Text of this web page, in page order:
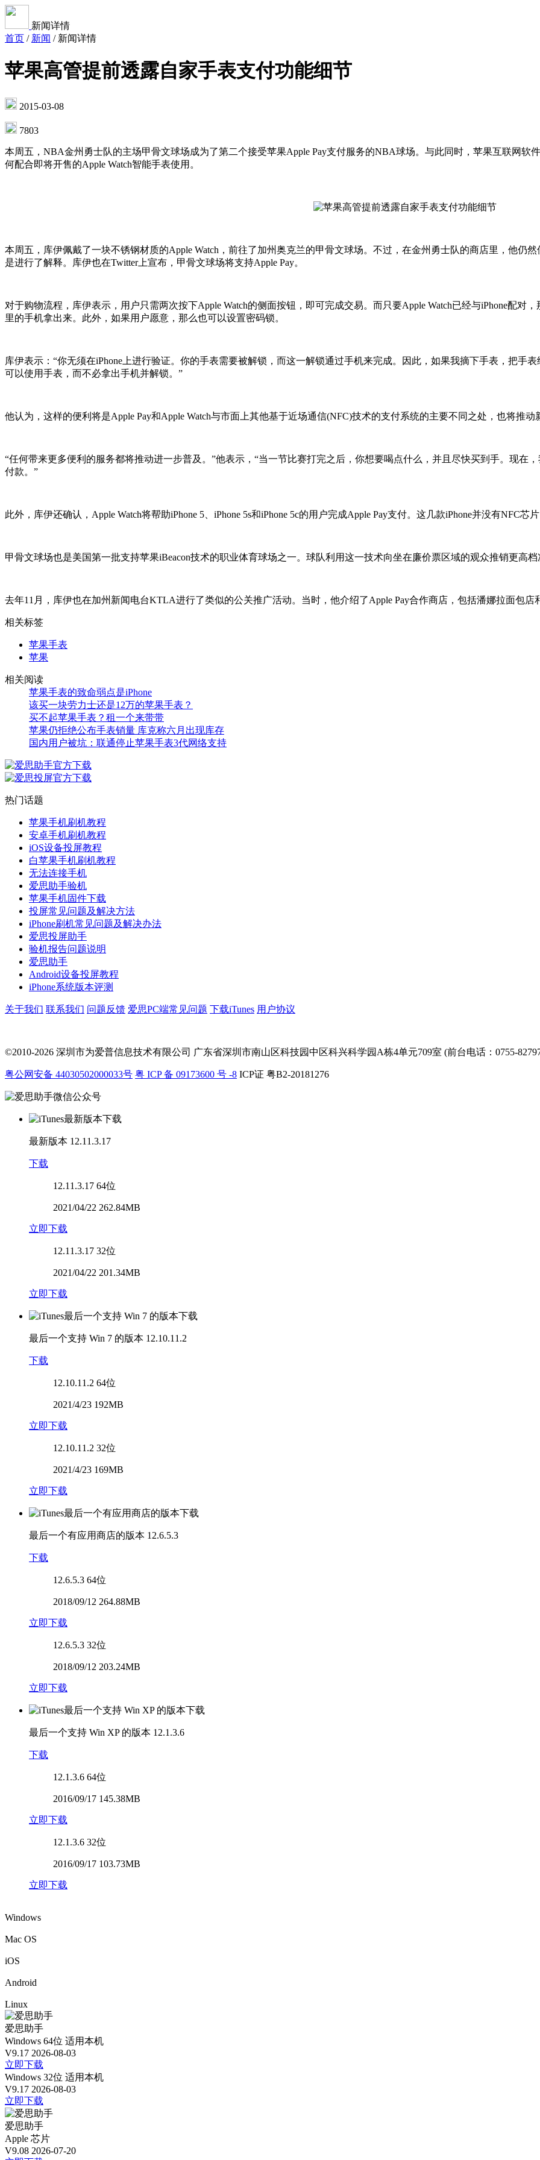
新闻详情
首页 / 新闻 / 新闻详情
苹果高管提前透露自家手表支付功能细节
2015-03-08
7803
本周五，NBA金州勇士队的主场甲骨文球场成为了第二个接受苹果Apple Pay支付服务的NBA球场。与此同时，苹果互联网软
何配合即将开售的Apple Watch智能手表使用。
本周五，库伊佩戴了一块不锈钢材质的Apple Watch，前往了加州奥克兰的甲骨文球场。不过，在金州勇士队的商店里，他仍
是进行了解释。库伊也在Twitter上宣布，甲骨文球场将支持Apple Pay。
对于购物流程，库伊表示，用户只需两次按下Apple Watch的侧面按钮，即可完成交易。而只要Apple Watch已经与iPhone配对
里的手机拿出来。此外，如果用户愿意，那么也可以设置密码锁。
库伊表示：“你无须在iPhone上进行验证。你的手表需要被解锁，而这一解锁通过手机来完成。因此，如果我摘下手表，把手
可以使用手表，而不必拿出手机并解锁。”
他认为，这样的便利将是Apple Pay和Apple Watch与市面上其他基于近场通信(NFC)技术的支付系统的主要不同之处，也将推
“任何带来更多便利的服务都将推动进一步普及。”他表示，“当一节比赛打完之后，你想要喝点什么，并且尽快买到手。现在
付款。”
此外，库伊还确认，Apple Watch将帮助iPhone 5、iPhone 5s和iPhone 5c的用户完成Apple Pay支付。这几款iPhone并没有NFC芯
甲骨文球场也是美国第一批支持苹果iBeacon技术的职业体育球场之一。球队利用这一技术向坐在廉价票区域的观众推销更高
去年11月，库伊也在加州新闻电台KTLA进行了类似的公关推广活动。当时，他介绍了Apple Pay合作商店，包括潘娜拉面包店
相关标签
苹果手表
苹果
相关阅读
苹果手表的致命弱点是iPhone
该买一块劳力士还是12万的苹果手表？
买不起苹果手表？租一个来带带
苹果仍拒绝公布手表销量 库克称六月出现库存
国内用户被坑：联通停止苹果手表3代网络支持
热门话题
苹果手机刷机教程
安卓手机刷机教程
iOS设备投屏教程
白苹果手机刷机教程
无法连接手机
爱思助手验机
苹果手机固件下载
投屏常见问题及解决方法
iPhone刷机常见问题及解决办法
爱思投屏助手
验机报告问题说明
爱思助手
Android设备投屏教程
iPhone系统版本评测
关于我们 联系我们 问题反馈 爱思PC端常见问题 下载iTunes 用户协议
©2010-2026 深圳市为爱普信息技术有限公司 广东省深圳市南山区科技园中区科兴科学园A栋4单元709室 (前台电话：0755-
粤公网安备 44030502000033号 粤 ICP 备 09173600 号 -8 ICP证 粤B2-20181276
最新版本 12.11.3.17
下载
12.11.3.17 64位
2021/04/22 262.84MB
立即下载
12.11.3.17 32位
2021/04/22 201.34MB
立即下载
最后一个支持 Win 7 的版本 12.10.11.2
下载
12.10.11.2 64位
2021/4/23 192MB
立即下载
12.10.11.2 32位
2021/4/23 169MB
立即下载
最后一个有应用商店的版本 12.6.5.3
下载
12.6.5.3 64位
2018/09/12 264.88MB
立即下载
12.6.5.3 32位
2018/09/12 203.24MB
立即下载
最后一个支持 Win XP 的版本 12.1.3.6
下载
12.1.3.6 64位
2016/09/17 145.38MB
立即下载
12.1.3.6 32位
2016/09/17 103.73MB
立即下载
Windows
Mac OS
iOS
Android
Linux
爱思助手
Windows 64位 适用本机
V9.17 2026-08-03
立即下载
Windows 32位 适用本机
V9.17 2026-08-03
立即下载
爱思助手
Apple 芯片
V9.08 2026-07-20